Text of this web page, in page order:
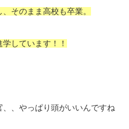
そのまま高校も卒業。
しています！！
、やっぱり頭がいいんですね